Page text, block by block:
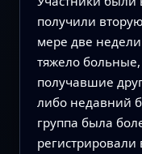
получили
мере две
тяжело
получавшие
либо недавний
группа была
регистрировали